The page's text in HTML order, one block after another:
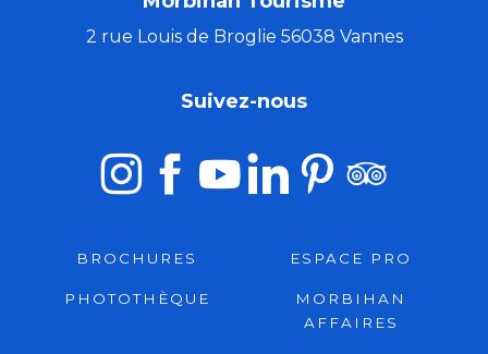
L'Escale du Blavet - gîtes de groupe
Le Grand Larg' et le Valentin Abeille
Centre de Vacances de Choisy Le Roi
Centre des Oeuvres Universitaires du Loiret le
2 rue Louis de Broglie 56038 Vannes
Suivez-nous
BROCHURES ESPACE PRO
PHOTOTHÈQUE
MORBIHAN
AFFAIRES